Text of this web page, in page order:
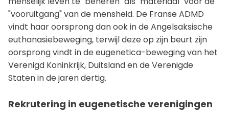
"vooruitgang" van de mensheid. De Franse ADMD
vindt haar oorsprong dan ook in de Angelsaksische
euthanasiebeweging, terwijl deze op zijn beurt zijn
oorsprong vindt in de eugenetica-beweging van het
Verenigd Koninkrijk, Duitsland en de Verenigde
Staten in de jaren dertig.
Rekrutering in eugenetische verenigingen